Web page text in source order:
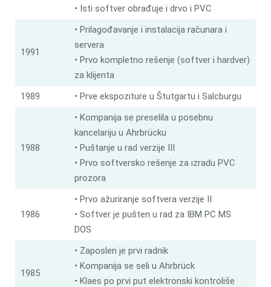
• Isti softver obrađuje i drvo i PVC
1991
• Prilagođavanje i instalacija računara i
servera
• Prvo kompletno rešenje (softver i hardver)
za klijenta
1989
• Prve ekspoziture u Štutgartu i Salcburgu
1988
• Kompanija se preselila u posebnu
kancelariju u Ahrbrücku
• Puštanje u rad verzije III
• Prvo softversko rešenje za izradu PVC
prozora
1986
• Prvo ažuriranje softvera verzije II
• Softver je pušten u rad za IBM PC MS
DOS
1985
• Zaposlen je prvi radnik
• Kompanija se seli u Ahrbrück
• Klaes po prvi put elektronski kontroliše